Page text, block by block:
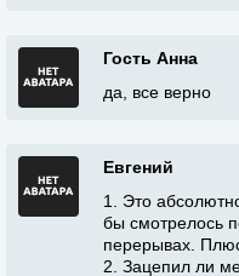
Гость Анна
да, все верно
Евгений
1. Это
бы смотрелось
перерывах.
2. Зацепил ли